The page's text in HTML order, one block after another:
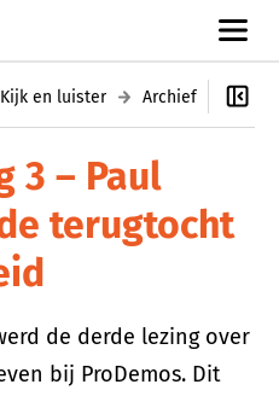
Kijk en luister Archief
3 – Paul
terugtocht
de derde lezing over
bij ProDemos. Dit